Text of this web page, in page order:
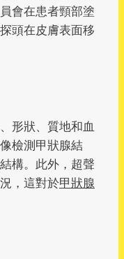
會在患者頸部塗
頭在皮膚表面移
形狀、質地和血
檢測甲狀腺結
構。此外，超聲
，這對於甲狀腺